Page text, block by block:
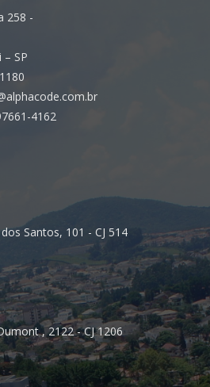
258 -
– SP
4162
Santos, 101 - CJ 514
, 2122 - CJ 1206